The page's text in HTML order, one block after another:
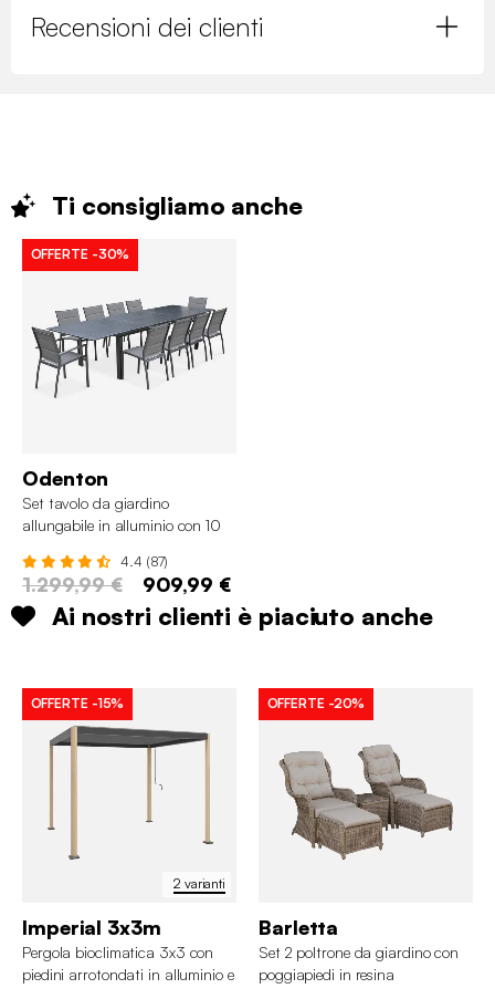
Recensioni dei clienti
Ti consigliamo anche
OFFERTE -30%
Odenton
Set tavolo da giardino
allungabile in alluminio con 10
4.4 (87)
1.299,99 € 909,99 €
Ai nostri clienti è piaciuto anche
2 varianti
OFFERTE -15%
Imperial 3x3m
Pergola bioclimatica 3x3 con
piedini arrotondati in alluminio e
OFFERTE -20%
Barletta
Set 2 poltrone da giardino con
poggiapiedi in resina